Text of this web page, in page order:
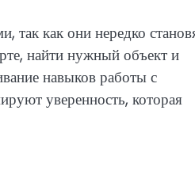
так как они нередко
найти нужный объект и
навыков работы с
уверенность, которая